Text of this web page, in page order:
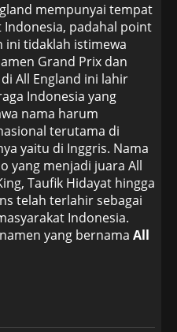
mempunyai tempat
padahal point
ini tidaklah istimewa
Grand Prix dan
All England ini lahir
Indonesia yang
nama harum
terutama di
yaitu di Inggris. Nama
yang menjadi juara All
Taufik Hidayat hingga
telah terlahir sebagai
Indonesia.
yang bernama All